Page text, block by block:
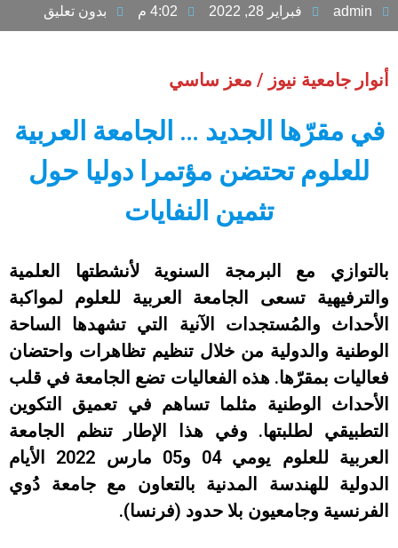
admin فبراير 28, 2022 4:02 م بدون تعليق
أنوار جامعية نيوز / معز ساسي
في مقرّها الجديد … الجامعة العربية
للعلوم تحتضن مؤتمرا دوليا حول
تثمين النفايات
بالتوازي مع البرمجة السنوية لأنشطتها العلمية
والترفيهية تسعى الجامعة العربية للعلوم لمواكبة
الأحداث والمُستجدات الآنية التي تشهدها الساحة
الوطنية والدولية من خلال تنظيم تظاهرات واحتضان
فعاليات بمقرّها. هذه الفعاليات تضع الجامعة في قلب
الأحداث الوطنية مثلما تساهم في تعميق التكوين
التطبيقي لطلبتها. وفي هذا الإطار تنظم الجامعة
العربية للعلوم يومي 04 و05 مارس 2022 الأيام
الدولية للهندسة المدنية بالتعاون مع جامعة دُوي
الفرنسية وجامعيون بلا حدود (فرنسا).